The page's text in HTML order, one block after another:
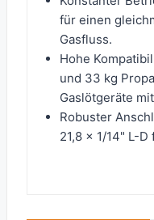
für einen
Gasfluss.
Hohe
und 33 kg
Gaslötgeräte
Robuster
21,8 x 1/14" L-